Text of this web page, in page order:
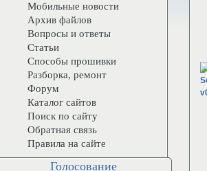
Мобильные новости
Архив файлов
Вопросы и ответы
Статьи
Способы прошивки
Разборка, ремонт
Форум
Каталог сайтов
Поиск по сайту
Обратная связь
Правила на сайте
Голосование